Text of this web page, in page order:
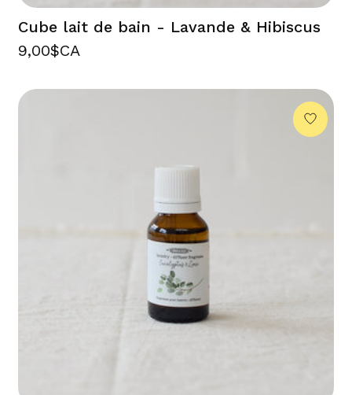
Cube lait de bain - Lavande & Hibiscus
9,00$CA